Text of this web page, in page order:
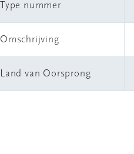
Type nummer
Omschrijving
Land van Oorsprong